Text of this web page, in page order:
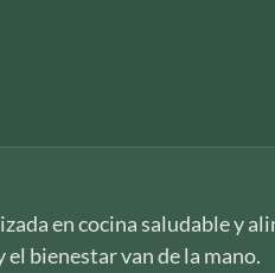
en cocina saludable y
bienestar van de la mano.